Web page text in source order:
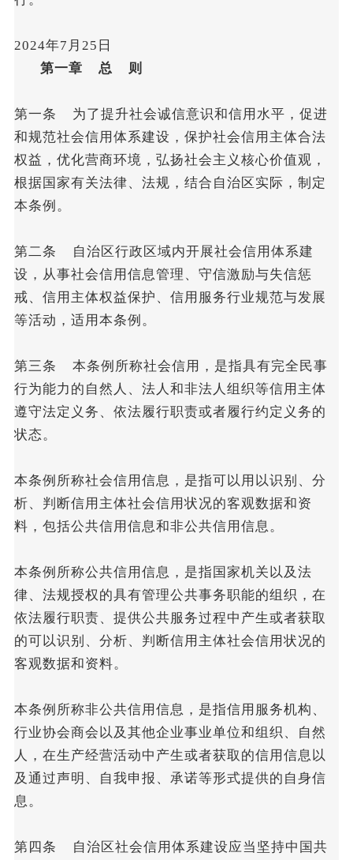
2024年7月25日
第一章 总 则
第一条 为了提升社会诚信意识和信用水平，促进
和规范社会信用体系建设，保护社会信用主体合法
权益，优化营商环境，弘扬社会主义核心价值观，
根据国家有关法律、法规，结合自治区实际，制定
本条例。
第二条 自治区行政区域内开展社会信用体系建
设，从事社会信用信息管理、守信激励与失信惩
戒、信用主体权益保护、信用服务行业规范与发展
等活动，适用本条例。
第三条 本条例所称社会信用，是指具有完全民事
行为能力的自然人、法人和非法人组织等信用主体
遵守法定义务、依法履行职责或者履行约定义务的
状态。
本条例所称社会信用信息，是指可以用以识别、分
析、判断信用主体社会信用状况的客观数据和资
料，包括公共信用信息和非公共信用信息。
本条例所称公共信用信息，是指国家机关以及法
律、法规授权的具有管理公共事务职能的组织，在
依法履行职责、提供公共服务过程中产生或者获取
的可以识别、分析、判断信用主体社会信用状况的
客观数据和资料。
本条例所称非公共信用信息，是指信用服务机构、
行业协会商会以及其他企业事业单位和组织、自然
人，在生产经营活动中产生或者获取的信用信息以
及通过声明、自我申报、承诺等形式提供的自身信
息。
第四条 自治区社会信用体系建设应当坚持中国共